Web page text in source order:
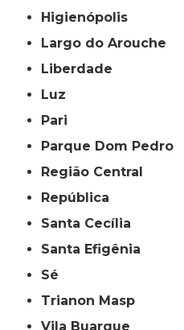
Higienópolis
Largo do Arouche
Liberdade
Luz
Pari
Parque Dom Pedro
Região Central
República
Santa Cecília
Santa Efigênia
Sé
Trianon Masp
Vila Buarque